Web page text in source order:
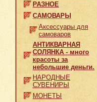
РАЗНОЕ
САМОВАРЫ
Аксессуары для
самоваров
АНТИКВАРНАЯ
СОЛЯНКА - много
красоты за
небольшие деньги.
НАРОДНЫЕ
СУВЕНИРЫ
МОНЕТЫ